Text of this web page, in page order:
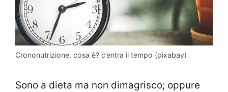
Crononutrizione, cosa è? c’entra il tempo (pixabay)
Sono a dieta ma non dimagrisco; oppure